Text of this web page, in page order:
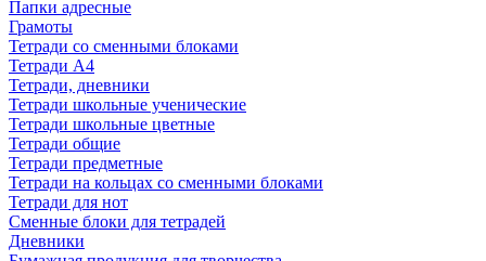
Папки адресные
Грамоты
Тетради со сменными блоками
Тетради А4
Тетради, дневники
Тетради школьные ученические
Тетради школьные цветные
Тетради общие
Тетради предметные
Тетради на кольцах со сменными блоками
Тетради для нот
Сменные блоки для тетрадей
Дневники